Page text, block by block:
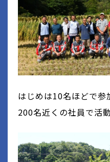
はじめは10名ほどで参
200名近くの社員で活